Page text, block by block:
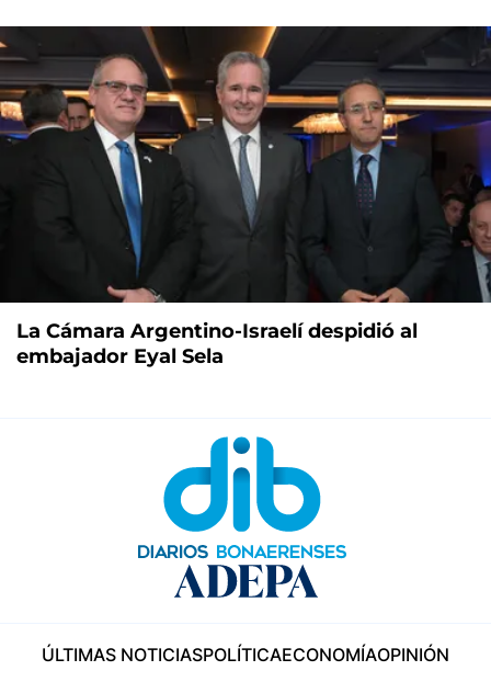
La Cámara Argentino-Israelí despidió al
embajador Eyal Sela
ÚLTIMAS NOTICIASPOLÍTICAECONOMÍAOPINIÓN